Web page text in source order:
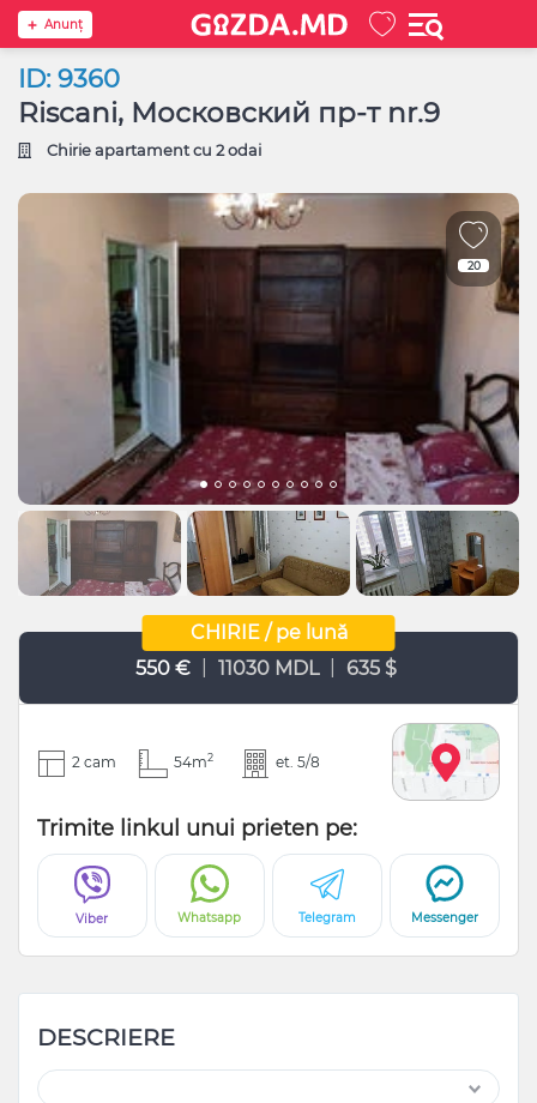
Anunţ
ID: 9360
Riscani, Московский пр-т nr.9
Chirie apartament cu 2 odai
20
CHIRIE / pe lună
550 €
11030 MDL 635 $
2 cam 54m2 et. 5/8
Trimite linkul unui prieten pe:
Viber Whatsapp Telegram Messenger
DESCRIERE